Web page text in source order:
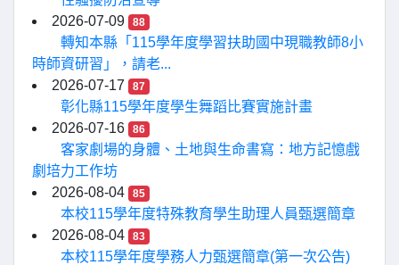
2026-07-09
88
轉知本縣「115學年度學習扶助國中現職教師8小
時師資研習」，請老...
2026-07-17
87
彰化縣115學年度學生舞蹈比賽實施計畫
2026-07-16
86
客家劇場的身體、土地與生命書寫：地方記憶戲
劇培力工作坊
2026-08-04
85
本校115學年度特殊教育學生助理人員甄選簡章
2026-08-04
83
本校115學年度學務人力甄選簡章(第一次公告)